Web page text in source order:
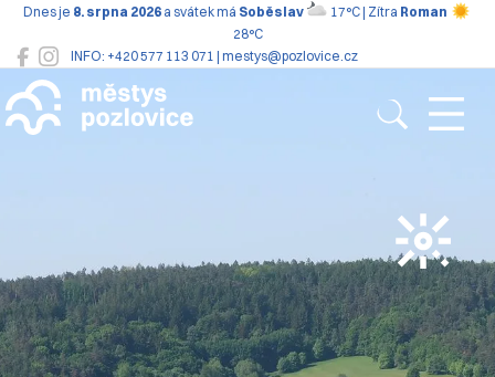
INFO: +420 577 113 071 | mestys@pozlovice.cz
Dnes je 8. srpna 2026 a svátek má Soběslav 17°C | Zítra Roman
28°C
Pozlovice